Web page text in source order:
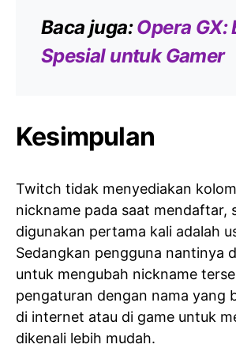
Baca juga:Opera GX:
Spesial untuk Gamer
Kesimpulan
Twitch tidak menyediakan
nickname pada saat mendaftar,
digunakan pertama kali adalah
Sedangkan pengguna nantinya
untuk mengubah nickname
pengaturan dengan nama yang
di internet atau di game untuk
dikenali lebih mudah.